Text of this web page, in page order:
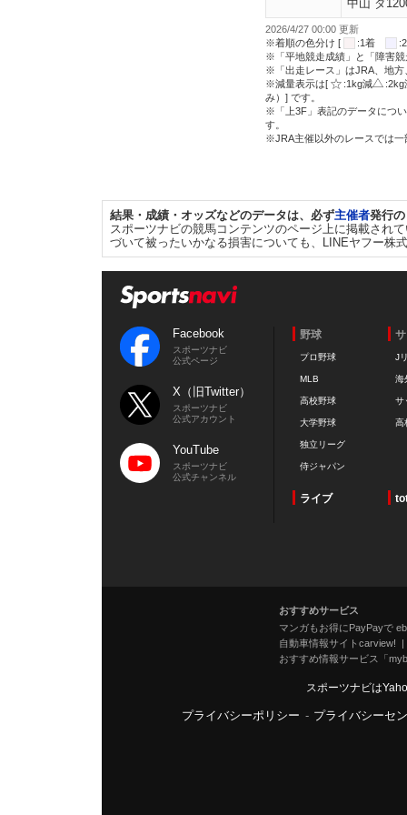
中山 ダ
2026/4/27 00:00 更新
※着順の色分け [
:1着
※「平地競走成績」と「障害
※「出走レース」はJRA、地方
※減量表示は[
:1kg減
:2kg
み）] です。
※「上3F」表記のデータにつ
す。
※JRA主催以外のレースでは一
結果・成績・オッズなどのデータは、必ず主催者発行
スポーツナビの競馬コンテンツのページ上に掲載され
づいて被ったいかなる損害についても、LINEヤフー株
Facebook
スポーツナビ
公式ページ
X（旧Twitter）
スポーツナビ
公式アカウント
YouTube
スポーツナビ
公式チャンネル
野球
プロ野球
MLB
高校野球
大学野球
独立リーグ
侍ジャパン
J
海
サ
高
ライブ
おすすめサービス
マンガもお得にPayPayで
自動車情報サイトcarview!
おすすめ情報サービス「
スポーツナビは
プライバシーポリシー - プライバシーセ